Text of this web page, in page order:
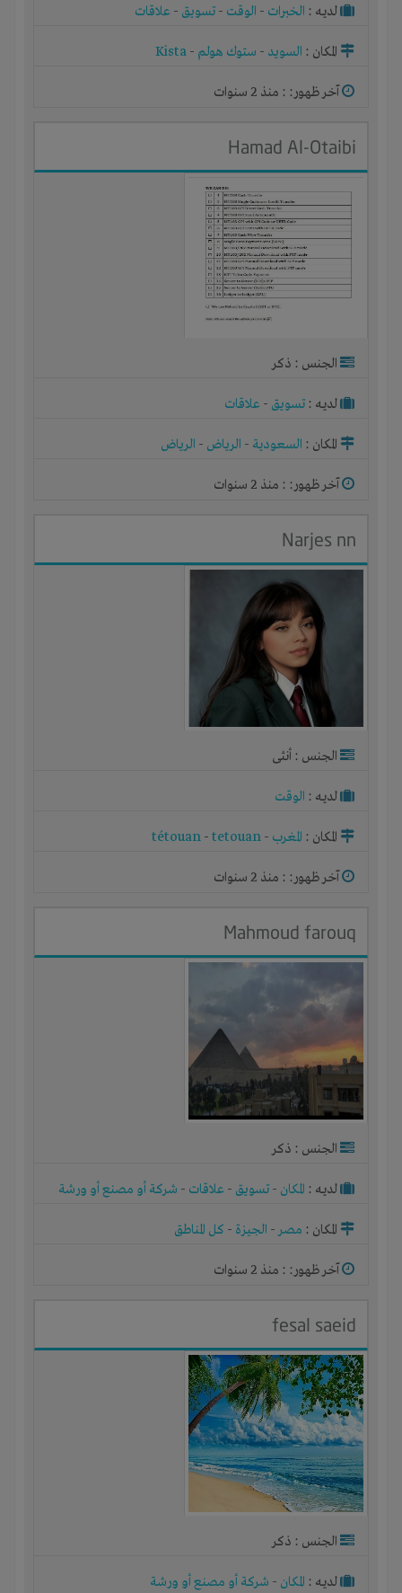
لديـه : الخبرات - الوقت - تسويق - علاقات
المكان : السويد - ستوك هولم -
Kista
آخر ظهور: : منذ 2 سنوات
Hamad Al-Otaibi
الجنس : ذكر
لديـه : تسويق - علاقات
المكان : السعودية - الرياض - الرياض
آخر ظهور: : منذ 2 سنوات
Narjes nn
الجنس : أنثى
لديـه : الوقت
المكان : المغرب -
tétouan -tetouan
آخر ظهور: : منذ 2 سنوات
Mahmoud farouq
الجنس : ذكر
لديـه : المكان - تسويق - علاقات - شركة أو مصنع أو ورشة
المكان : مصر- الجيزة - كل المناطق
آخر ظهور: : منذ 2 سنوات
fesal saeid
الجنس : ذكر
لديـه : المكان - شركة أو مصنع أو ورشة